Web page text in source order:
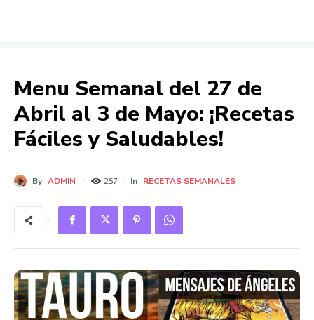
Menu Semanal del 27 de
Abril al 3 de Mayo: ¡Recetas
Fáciles y Saludables!
By ADMIN 257 In RECETAS SEMANALES